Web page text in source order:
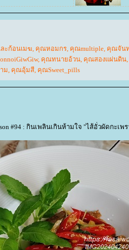
ะก้อนเมฆ คุณหอมกร คุณmultiple คุณจัน
, คุณทนายอ้วน คุณสองแผ่นดิน
ม คุณอุ้มสี คุณSweet_pills
#94 : กินเพลินเกินห้ามใจ "ไส้อั่วผัดกะเพ